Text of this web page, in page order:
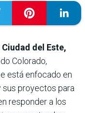
del Este,
Colorado,
está enfocado en
sus proyectos para
responder a los